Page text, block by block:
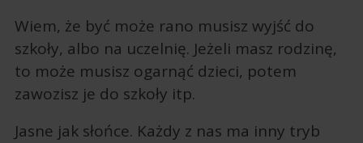
Wiem, że być może rano musisz wyjść do
szkoły, albo na uczelnię. Jeżeli masz rodzinę,
to może musisz ogarnąć dzieci, potem
zawozisz je do szkoły itp.
Jasne jak słońce. Każdy z nas ma inny tryb